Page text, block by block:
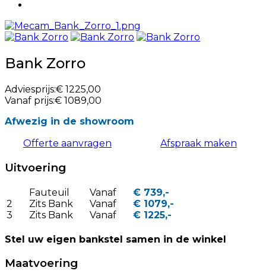
Bank Zorro
Adviesprijs:€ 1225,00
Vanaf prijs:€ 1089,00
Afwezig in de showroom
Offerte aanvragen
Afspraak maken
Uitvoering
2
3
Fauteuil
Zits Bank
Zits Bank
Vanaf
Vanaf
Vanaf
€ 739,-
€ 1079,-
€ 1225,-
Stel uw eigen bankstel samen in de winkel
Maatvoering